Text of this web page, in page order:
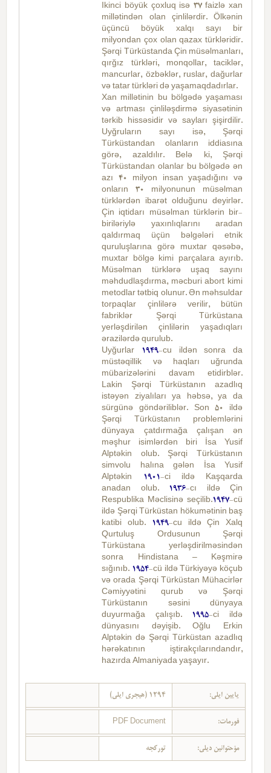
Ikinci böyük çoxluq isə 37 faizlə xan
millətindən olan çinlilərdir. Ölkənin
üçüncü böyük xalqı sayı bir
milyondan çox olan qazax türkləridir.
Şərqi Türküstanda Çin müsəlmanları,
qırğız türkləri, monqollar, taciklər,
mancurlar, özbəklər, ruslar, dağurlar
və tatar türkləri də yaşamaqdadırlar.
Xan millətinin bu bölgədə yaşaması
və artması çinliləşdirmə siyasətinin
tərkib hissəsidir və sayları şişirdilir.
Uyğruların sayı isə, Şərqi
Türküstandan olanların iddiasına
görə, azaldılır. Belə ki, Şərqi
Türküstandan olanlar bu bölgədə ən
azı 40 milyon insan yaşadığını və
onların 30 milyonunun müsəlman
türklərdən ibarət olduğunu deyirlər.
Çin iqtidarı müsəlman türklərin bir-
biriləriylə yaxınlıqlarını aradan
qaldırmaq üçün bəlgələri etnik
quruluşlarına görə muxtar qəsəbə,
muxtar bölgə kimi parçalara ayırıb.
Müsəlman türklərə uşaq sayını
məhdudlaşdırma, məcburi abort kimi
metodlar tətbiq olunur. Ən məhsuldar
torpaqlar çinlilərə verilir, bütün
fabriklər Şərqi Türküstana
yerləşdirilən çinlilərin yaşadıqları
ərazilərdə qurulub.
Uyğurlar 1949-cu ildən sonra da
müstəqillik və haqları uğrunda
mübarizələrini davam etidirblər.
Lakin Şərqi Türküstanın azadlıq
istəyən ziyalıları ya həbsə, ya da
sürgünə göndəriliblər. Son 50 ildə
Şərqi Türküstanın problemlərini
dünyaya çatdırmağa çalışan ən
məşhur isimlərdən biri İsa Yusif
Alptəkin olub. Şərqi Türküstanın
simvolu halına gələn İsa Yusif
Alptəkin
1901-ci ildə Kaşqarda
anadan olub. 1936-cı ildə Çin
Respublika Məclisinə seçilib.1947-cü
ildə Şərqi Türküstan hökumətinin baş
katibi olub. 1949-cu ildə Çin Xalq
Qurtuluş Ordusunun Şərqi
Türküstana yerləşdirilməsindən
sonra Hindistana – Kəşmirə
sığınıb. 1954-cü ildə Türkiyəyə köçub
və orada Şərqi Türküstan Mühacirlər
Cəmiyyətini qurub və Şərqi
Türküstanın səsini dünyaya
duyurmağa çalışıb. 1995-ci ildə
dünyasını dəyişib. Oğlu Erkin
Alptəkin də Şərqi Türküstan azadlıq
hərəkatının iştirakçılarındandır,
hazırda Almaniyada yaşayır.
یایین ایلی: 1294 (هیجری ایلی)
فورمات: PDF Document
مؤحتوانین دیلی: تورکجه